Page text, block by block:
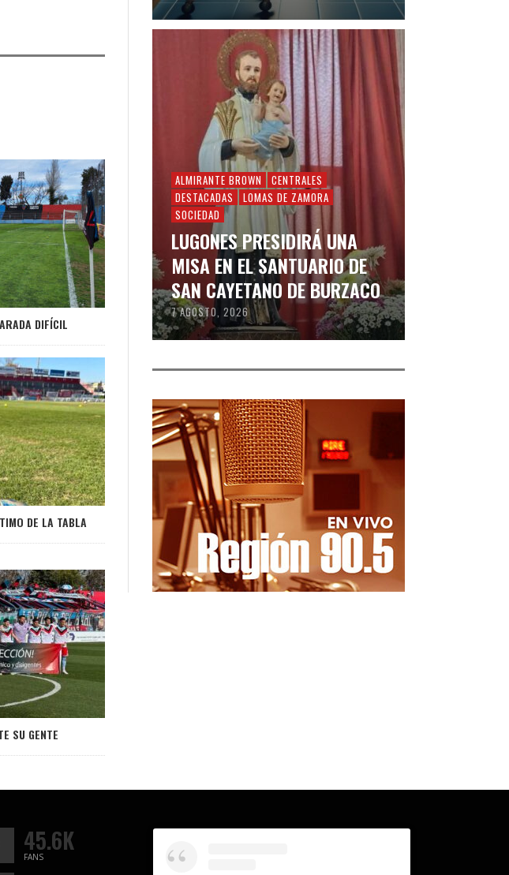
DIFÍCIL
DE LA TABLA
SU GENTE
ALMIRANTE BROWN
CENTRALES
DESTACADAS
LOMAS DE ZAMORA
SOCIEDAD
LUGONES PRESIDIRÁ UNA
MISA EN EL SANTUARIO DE
SAN CAYETANO DE BURZACO
7 AGOSTO, 2026
45.6K
FANS